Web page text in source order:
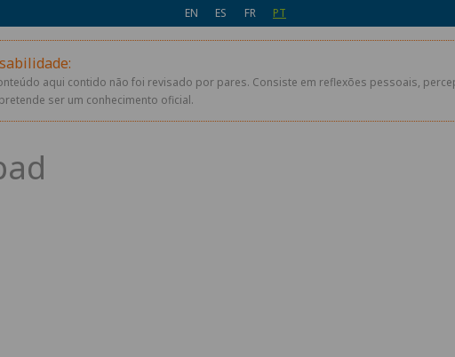
EN ES FR PT
aqui contido não foi revisado por pares. Consiste em reflexões pessoais,
ser um conhecimento oficial.